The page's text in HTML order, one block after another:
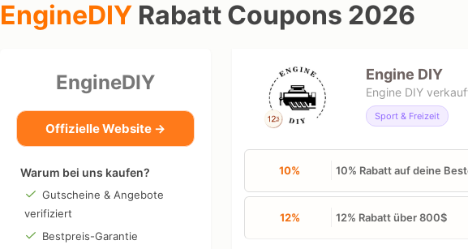
EngineDIY Rabatt Coupons 2026
EngineDIY
Offizielle Website →
Warum bei uns kaufen?
Gutscheine & Angebote
verifiziert
Bestpreis-Garantie
Engine DIY
Engine DIY
Sport & Freizeit
10% 10% Rabatt auf deine
12% 12% Rabatt über 800$